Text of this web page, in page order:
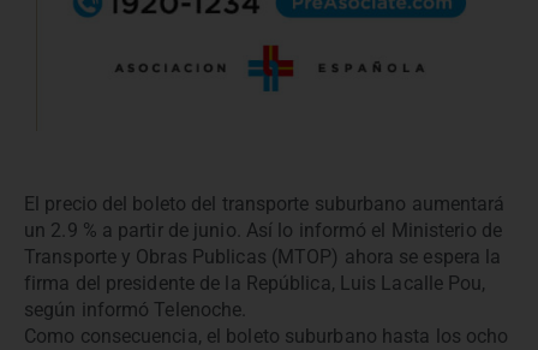
El precio del boleto del transporte suburbano aumentará
un 2.9 % a partir de junio. Así lo informó el Ministerio de
Transporte y Obras Publicas (MTOP) ahora se espera la
firma del presidente de la República, Luis Lacalle Pou,
según informó Telenoche.
Como consecuencia, el boleto suburbano hasta los ocho